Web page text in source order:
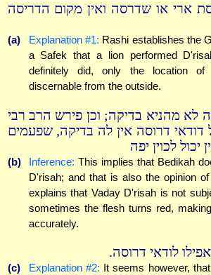
ארי או שדרסה ואין מקום הדריסה
(a) Explanation #1: Rashi establishes the
a Safek that a lion performed
definitely did, only the location
discernable from the outside.
לא מהניא בדיקה; וכן פירש הרב רבי
דודאי דרוסה אין לה בדיקה, שפעמים
לכוין יפה
(b) Inference: This implies that Bedikah
D'risah; and that is also the opinion
explains that Vaday D'risah is not
sometimes the flesh turns red,
accurately.
לודאי דרוסה.
(c) Explanation #2: It seems however,